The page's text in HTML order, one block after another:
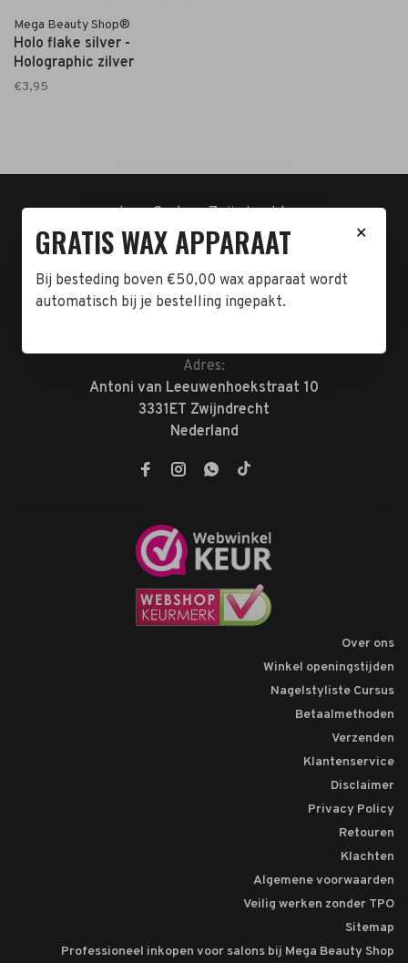
Mega Beauty Shop®
Holo flake silver -
Holographic zilver
€3,95
t.n.v. Cartero Zwijndrecht.
IBAN : NL23ABNA0478555466
BTW-NL858962676B01
KVK-72047070
Adres:
Antoni van Leeuwenhoekstraat 10
3331ET Zwijndrecht
Nederland
Over ons
Winkel openingstijden
Nagelstyliste Cursus
Betaalmethoden
Verzenden
Klantenservice
Disclaimer
Privacy Policy
Retouren
Klachten
Algemene voorwaarden
Veilig werken zonder TPO
Sitemap
Professioneel inkopen voor salons bij Mega Beauty Shop
✕
GRATIS WAX APPARAAT
Bij besteding boven €50,00 wax apparaat wordt
automatisch bij je bestelling ingepakt.